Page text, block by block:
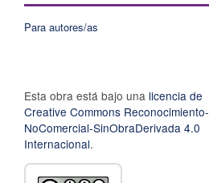
Para autores/as
Esta obra está bajo una licencia de
Creative Commons Reconocimiento-
NoComercial-SinObraDerivada 4.0
Internacional.